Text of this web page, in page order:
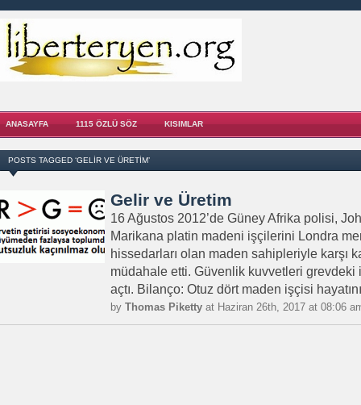
ANASAYFA 1115 ÖZLÜ SÖZ KISIMLAR
POSTS TAGGED ‘GELIR VE ÜRETIM’
Gelir ve Üretim
16 Ağustos 2012’de Güney Afrika polisi,
Marikana platin madeni işçilerini Londra
hissedarları olan maden sahipleriyle karşı
müdahale etti. Güvenlik kuvvetleri
açtı. Bilanço: Otuz dört maden işçisi
by Thomas Piketty at Haziran 26th, 2017 at 08:06